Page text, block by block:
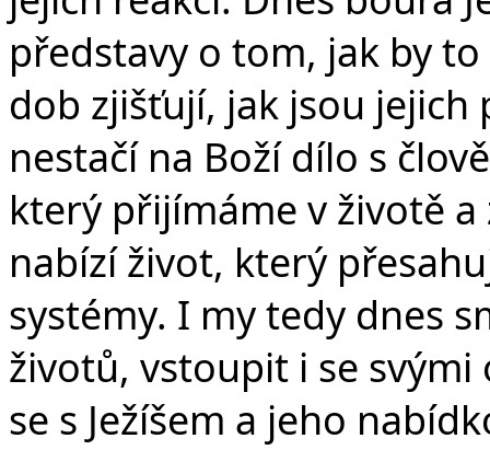
představy o tom, jak by
dob zjišťují, jak jsou jejich
nestačí na Boží dílo s
který přijímáme v životě a
nabízí život, který
systémy. I my tedy dnes
životů, vstoupit i se
se s Ježíšem a jeho